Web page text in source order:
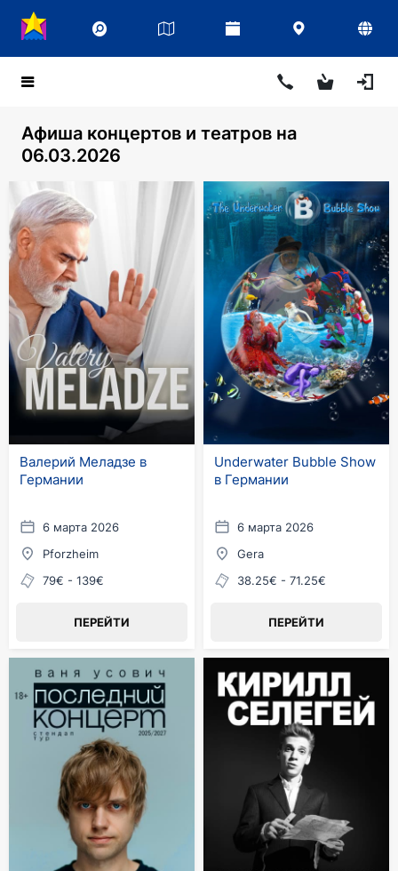
Афиша концертов и театров на
06.03.2026
Валерий Меладзе в
Германии
6 марта 2026
Pforzheim
79€ - 139€
ПЕРЕЙТИ
Underwater Bubble Show
в Германии
6 марта 2026
Gera
38.25€ - 71.25€
ПЕРЕЙТИ